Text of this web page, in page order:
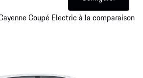
Coupé Electric à la comparaison